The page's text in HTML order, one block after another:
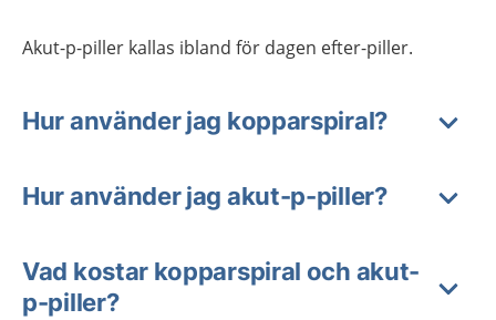
Akut-p-piller kallas ibland för dagen efter-piller.
Hur använder jag kopparspiral?
Hur använder jag akut-p-piller?
Vad kostar kopparspiral och akut-
p-piller?